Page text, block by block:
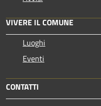
VIVERE IL COMUNE
Luoghi
Eventi
CONTATTI